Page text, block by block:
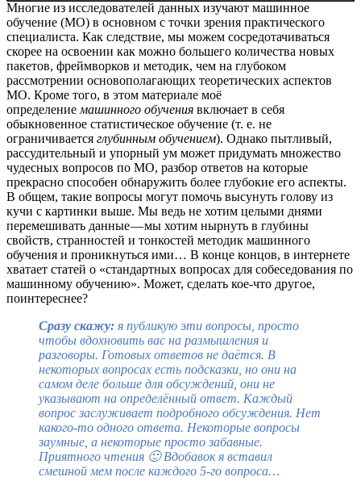
Многие из исследователей данных изучают машинное
обучение (МО) в основном с точки зрения практического
специалиста. Как следствие, мы можем сосредотачиваться
скорее на освоении как можно большего количества новых
пакетов, фреймворков и методик, чем на глубоком
рассмотрении основополагающих теоретических аспектов
МО. Кроме того, в этом материале моё
определение машинного обучения включает в себя
обыкновенное статистическое обучение (т. е. не
ограничивается глубинным обучением). Однако пытливый,
рассудительный и упорный ум может придумать множество
чудесных вопросов по МО, разбор ответов на которые
прекрасно способен обнаружить более глубокие его аспекты.
В общем, такие вопросы могут помочь высунуть голову из
кучи с картинки выше. Мы ведь не хотим целыми днями
перемешивать данные — мы хотим нырнуть в глубины
свойств, странностей и тонкостей методик машинного
обучения и проникнуться ими… В конце концов, в интернете
хватает статей о «стандартных вопросах для собеседования по
машинному обучению». Может, сделать кое-что другое,
поинтереснее?
Сразу скажу: я публикую эти вопросы, просто
чтобы вдохновить вас на размышления и
разговоры. Готовых ответов не даётся. В
некоторых вопросах есть подсказки, но они на
самом деле больше для обсуждений, они не
указывают на определённый ответ. Каждый
вопрос заслуживает подробного обсуждения. Нет
какого-то одного ответа. Некоторые вопросы
заумные, а некоторые просто забавные.
Приятного чтения 🙂 Вдобавок я вставил
смешной мем после каждого 5-го вопроса…